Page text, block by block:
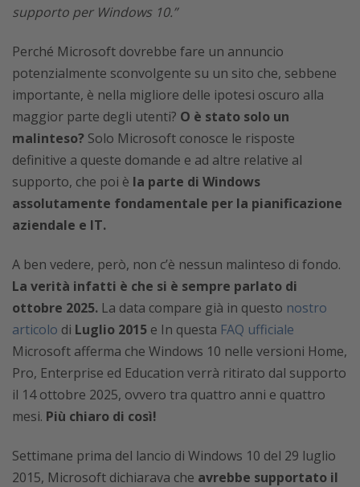
supporto per Windows 10.”
Perché Microsoft dovrebbe fare un annuncio
potenzialmente sconvolgente su un sito che, sebbene
importante, è nella migliore delle ipotesi oscuro alla
maggior parte degli utenti? O è stato solo un
malinteso? Solo Microsoft conosce le risposte
definitive a queste domande e ad altre relative al
supporto, che poi è la parte di Windows
assolutamente fondamentale per la pianificazione
aziendale e IT.
A ben vedere, però, non c’è nessun malinteso di fondo.
La verità infatti è che si è sempre parlato di
ottobre 2025. La data compare già in questo nostro
articolo di Luglio 2015 e In questa FAQ ufficiale
Microsoft afferma che Windows 10 nelle versioni Home,
Pro, Enterprise ed Education verrà ritirato dal supporto
il 14 ottobre 2025, ovvero tra quattro anni e quattro
mesi. Più chiaro di così!
Settimane prima del lancio di Windows 10 del 29 luglio
2015, Microsoft dichiarava che avrebbe supportato il